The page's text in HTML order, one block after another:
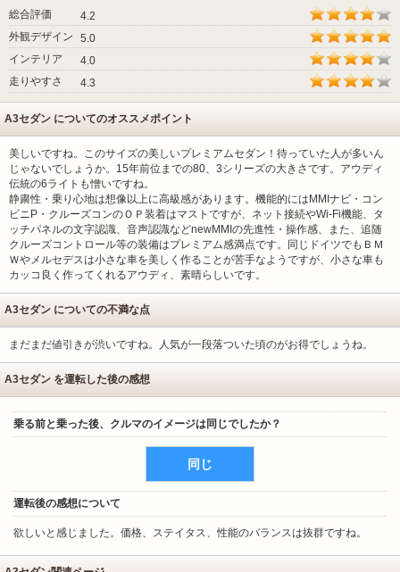
総合評価
4.2
外観デザイン
5.0
インテリア
4.0
走りやすさ
4.3
A3セダン についてのオススメポイント
美しいですね。このサイズの美しいプレミアムセダン！待っていた人が多いん
じゃないでしょうか。15年前位までの80、3シリーズの大きさです。アウディ
伝統の6ライトも憎いですね。
静粛性・乗り心地は想像以上に高級感があります。機能的にはMMIナビ・コン
ビニP・クルーズコンのＯＰ装着はマストですが、ネット接続やWi-Fi機能、タ
ッチパネルの文字認識、音声認識などnewMMIの先進性・操作感、また、追随
クルーズコントロール等の装備はプレミアム感満点です。同じドイツでもＢＭ
Ｗやメルセデスは小さな車を美しく作ることが苦手なようですが、小さな車も
カッコ良く作ってくれるアウディ、素晴らしいです。
A3セダン についての不満な点
まだまだ値引きが渋いですね。人気が一段落ついた頃のがお得でしょうね。
A3セダン を運転した後の感想
乗る前と乗った後、クルマのイメージは同じでしたか？
同じ
運転後の感想について
欲しいと感じました。価格、ステイタス、性能のバランスは抜群ですね。